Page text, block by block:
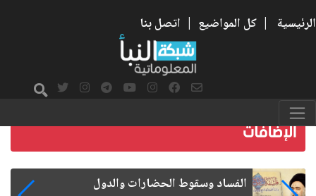
الرئيسية | كل المواضيع | اتصل بنا
رواتب الموظفين على صفيح ساخن